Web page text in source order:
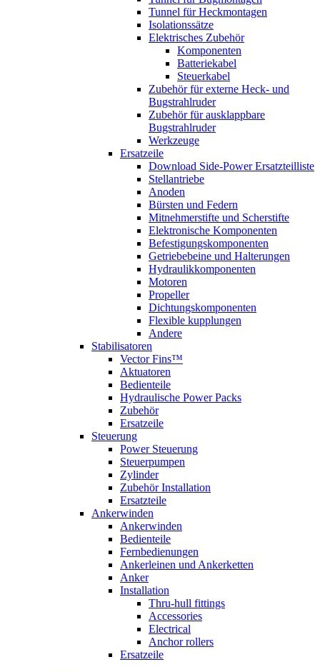
Tunnel für Heckmontagen
Isolationssätze
Elektrisches Zubehör
Komponenten
Batteriekabel
Steuerkabel
Zubehör für externe Heck- und
Bugstrahlruder
Zubehör für ausklappbare
Bugstrahlruder
Werkzeuge
Ersatzeile
Download Side-Power Ersatzteilliste
Stellantriebe
Anoden
Bürsten und Federn
Mitnehmerstifte und Scherstifte
Elektronische Komponenten
Befestigungskomponenten
Getriebebeine und Halterungen
Hydraulikkomponenten
Motoren
Propeller
Dichtungskomponenten
Flexible kupplungen
Andere
Stabilisatoren
Vector Fins™
Aktuatoren
Bedienteile
Hydraulische Power Packs
Zubehör
Ersatzeile
Steuerung
Power Steuerung
Steuerpumpen
Zylinder
Zubehör Installation
Ersatzteile
Ankerwinden
Ankerwinden
Bedienteile
Fernbedienungen
Ankerleinen und Ankerketten
Anker
Installation
Thru-hull fittings
Accessories
Electrical
Anchor rollers
Ersatzeile